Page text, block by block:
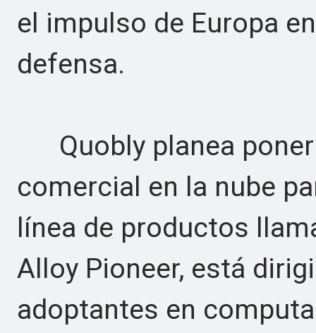
el impulso de Europa
defensa.
Quobly planea
comercial en la nube
línea de productos
Alloy Pioneer, está
adoptantes en